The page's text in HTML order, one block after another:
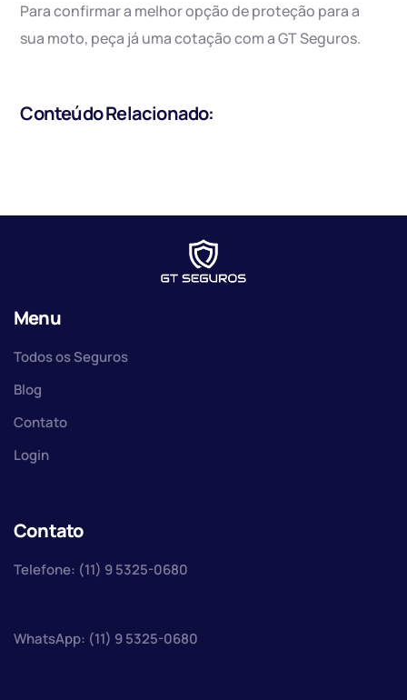
Para confirmar a melhor opção de proteção para a
sua moto, peça já uma cotação com a GT Seguros.
Conteúdo Relacionado:
Menu
Todos os Seguros
Blog
Contato
Login
Contato
Telefone: (11) 9 5325-0680
WhatsApp: (11) 9 5325-0680